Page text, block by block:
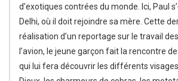
d’exotiques contrées du monde. Ici, Paul
Delhi, où il doit rejoindre sa mère. Cette
réalisation d’un reportage sur le travail
l’avion, le jeune garçon fait la rencontre
qui lui fera découvrir les différents